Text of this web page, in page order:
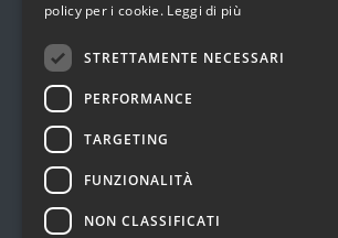
policy per i cookie. Leggi di più
STRETTAMENTE NECESSARI
PERFORMANCE
TARGETING
FUNZIONALITÀ
NON CLASSIFICATI